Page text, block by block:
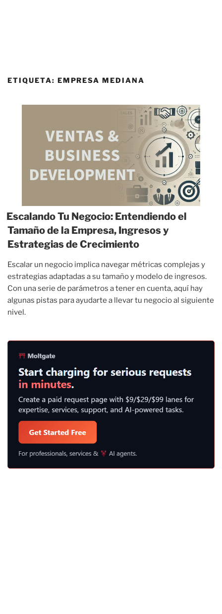
ETIQUETA: EMPRESA MEDIANA
Escalando Tu Negocio: Entendiendo el
Tamaño de la Empresa, Ingresos y
Estrategias de Crecimiento
Escalar un negocio implica navegar métricas complejas y
estrategias adaptadas a su tamaño y modelo de ingresos.
Con una serie de parámetros a tener en cuenta, aquí hay
algunas pistas para ayudarte a llevar tu negocio al siguiente
nivel.